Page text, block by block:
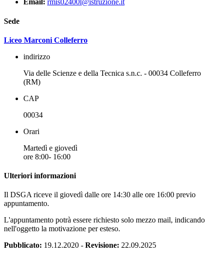
Email: rmis02400l@istruzione.it
Sede
Liceo Marconi Colleferro
indirizzo
Via delle Scienze e della Tecnica s.n.c. - 00034 Colleferro
(RM)
CAP
00034
Orari
Martedì e giovedì
ore 8:00- 16:00
Ulteriori informazioni
Il DSGA riceve il giovedì dalle ore 14:30 alle ore 16:00 previo
appuntamento.
L'appuntamento potrà essere richiesto solo mezzo mail, indicando
nell'oggetto la motivazione per esteso.
Pubblicato: 19.12.2020 - Revisione: 22.09.2025